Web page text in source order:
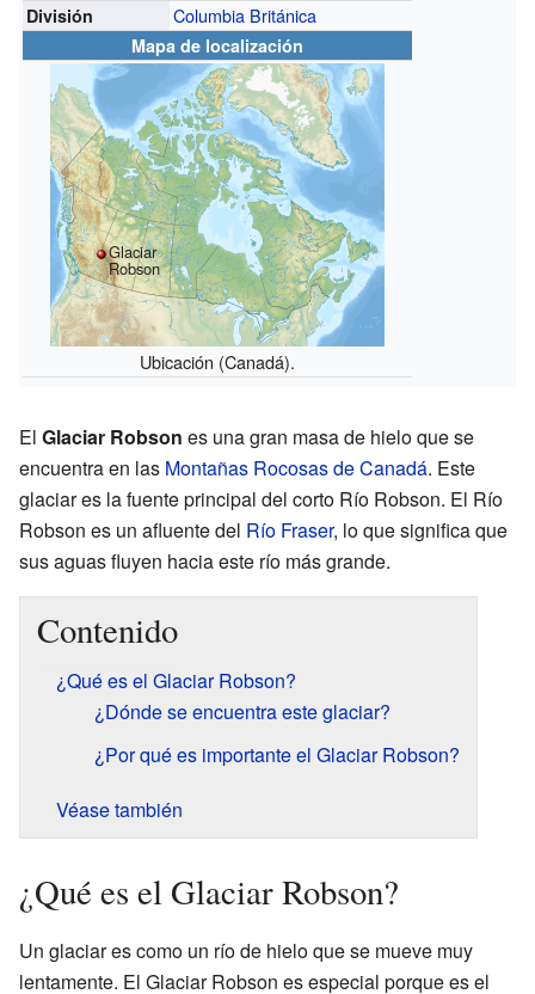
División Columbia Británica
Mapa de localización
Glaciar
Robson
Ubicación (Canadá).
El Glaciar Robson es una gran masa de hielo que se
encuentra en las Montañas Rocosas de Canadá. Este
glaciar es la fuente principal del corto Río Robson. El Río
Robson es un afluente del Río Fraser, lo que significa que
sus aguas fluyen hacia este río más grande.
Contenido
¿Qué es el Glaciar Robson?
¿Dónde se encuentra este glaciar?
¿Por qué es importante el Glaciar Robson?
Véase también
¿Qué es el Glaciar Robson?
Un glaciar es como un río de hielo que se mueve muy
lentamente. El Glaciar Robson es especial porque es el